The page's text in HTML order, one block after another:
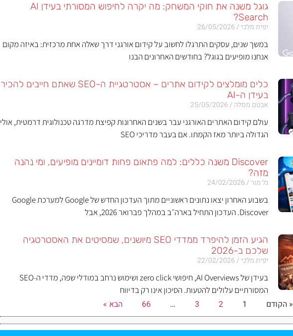
גוגל משנה את חוקי המשחק: מה יקרה לחיפוש המסורתי בעידן AI
Search?
יפית מלכי
במשך שנים, עסקים התרגלו לחשוב על קידום אורגני דרך שאלה אחת מרכזית: באיזה מקום
אנחנו מופיעים בגוגל? בחודשים האחרונים הבנו
כלים מומלצים לקידום אתרים – אסטרטגיית ה-SEO שאתם חייבים להכיר
בעידן ה-AI
אבטם מסלה
עולם קידום האתרים האורגני עבר בשנים האחרונות קפיצת מדרגה טכנולוגית דרמטית, אולי
הגדולה ביותר מאז הקמתו. אם בעבר מדריכי SEO
Discover משנה כללים: למה פתאום פחות דומיינים מופיעים, ומי נהנה
מזה?
גל מור
בשבוע האחרון יצאו נתונים ראשוניים מתוך העדכון החדש של Google למערכת Google
Discover. העדכון התחיל בארה״ב במהלך פברואר 2026, אבל
הגיע הזמן להיפרד ממדדי SEO מיושנים, שמסיטים את האסטרטגיה
שלכם ב-2026
יפית מלכי
בעידן של AI Overviews, חיפושי zero click ושימוש נרחב במודלי שפה, מדדי ה-SEO
המסורתיים עלולים להטעות. הסיכון אינו רק בדיווח
« הקודם 1
2
3
…
66 הבא »